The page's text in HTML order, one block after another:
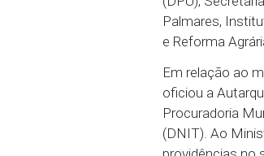
problema
(DPU),